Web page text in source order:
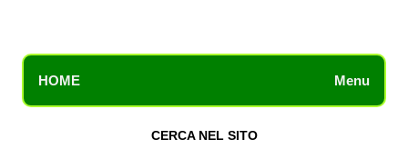
HOME Menu
CERCA NEL SITO